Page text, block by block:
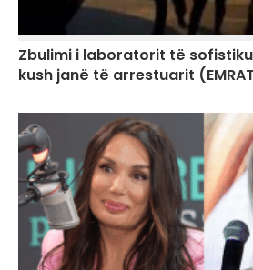
Zbulimi i laboratorit të
kush janë të arrestuarit